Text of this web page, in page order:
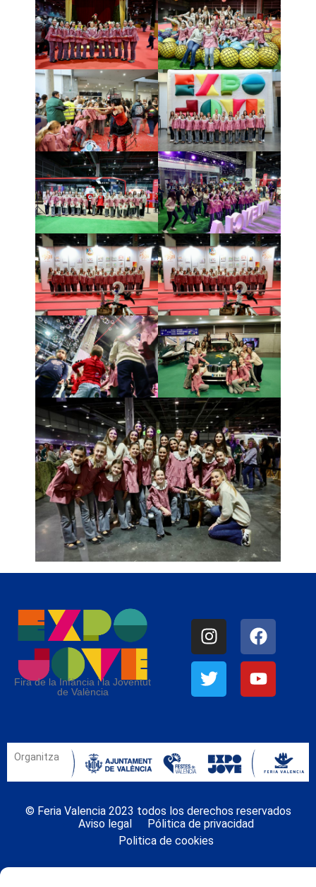
Fira de la Infància i la Joventut
de València
Organitza
© Feria Valencia 2023 todos los derechos reservados
Aviso legal
Pólitica de privacidad
Politica de cookies